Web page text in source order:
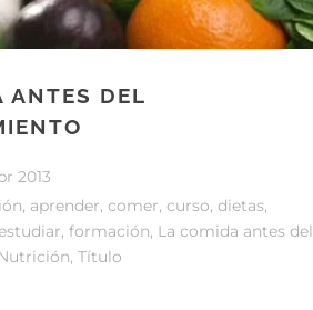
ANTES DEL
2013
, aprender, comer, curso, dietas,
, formación, La comida antes del
, Título